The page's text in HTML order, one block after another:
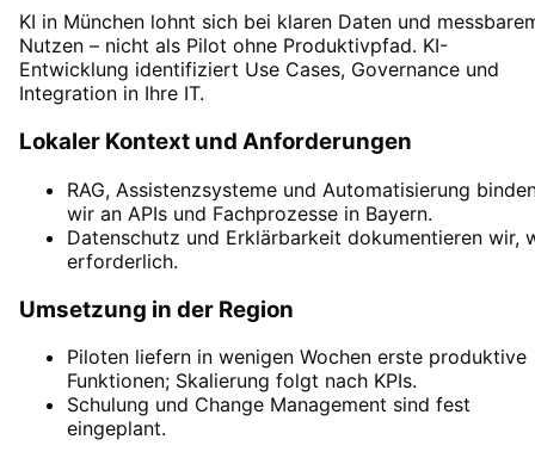
KI in München lohnt sich bei klaren Daten und
Nutzen – nicht als Pilot ohne Produktivpfad. KI-
Entwicklung identifiziert Use Cases, Governance und
Integration in Ihre IT.
Lokaler Kontext und Anforderungen
RAG, Assistenzsysteme und Automatisierung
wir an APIs und Fachprozesse in Bayern.
Datenschutz und Erklärbarkeit dokumentieren wir,
erforderlich.
Umsetzung in der Region
Piloten liefern in wenigen Wochen erste produktive
Funktionen; Skalierung folgt nach KPIs.
Schulung und Change Management sind fest
eingeplant.